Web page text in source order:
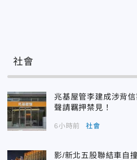
社會
兆基屋管李建成涉背
聲請羈押禁見！
6小時前 社會
影/新北五股聯結車自